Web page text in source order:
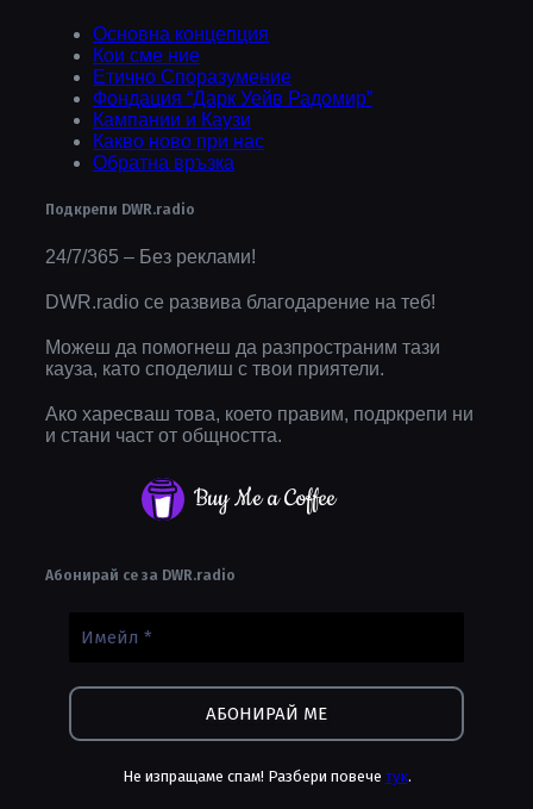
Основна концепция
Кои сме ние
Етично Споразумение
Фондация “Дарк Уейв Радомир”
Кампании и Каузи
Какво ново при нас
Обратна връзка
Подкрепи DWR.radio
24/7/365 – Без реклами!
DWR.radio се развива благодарение на теб!
Можеш да помогнеш да разпространим тази
кауза, като споделиш с твои приятели.
Ако харесваш това, което правим, подркрепи ни
и стани част от общността.
Buy Me a Coffee
Абонирай се за DWR.radio
Не изпращаме спам! Разбери повече тук.